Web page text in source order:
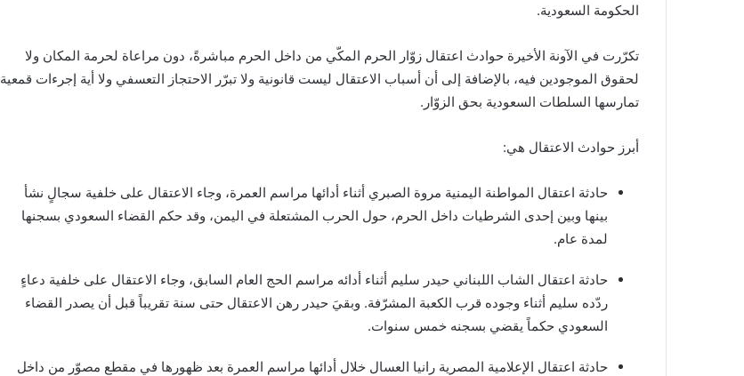
الحكومة السعودية.
تكرّرت في الآونة الأخيرة حوادث اعتقال زوّار الحرم المكّي من داخل الحرم مباشرةً، دون مراعاة لحرمة المكان ولا
لحقوق الموجودين فيه، بالإضافة إلى أن أسباب الاعتقال ليست قانونية ولا تبرّر الاحتجاز التعسفي ولا أية إجرءات قمعية
تمارسها السلطات السعودية بحق الزوّار.
أبرز حوادث الاعتقال هي:
حادثة اعتقال المواطنة اليمنية مروة الصبري أثناء أدائها مراسم العمرة، وجاء الاعتقال على خلفية سجالٍ نشأ
بينها وبين إحدى الشرطيات داخل الحرم، حول الحرب المشتعلة في اليمن، وقد حكم القضاء السعودي بسجنها
لمدة عام.
حادثة اعتقال الشاب اللبناني حيدر سليم أثناء أدائه مراسم الحج العام السابق، وجاء الاعتقال على خلفية دعاءٍ
ردّده سليم أثناء وجوده قرب الكعبة المشرّفة. وبقيَ حيدر رهن الاعتقال حتى سنة تقريباً قبل أن يصدر القضاء
السعودي حكماً يقضي بسجنه خمس سنوات.
حادثة اعتقال الإعلامية المصرية رانيا العسال خلال أدائها مراسم العمرة بعد ظهورها في مقطع مصوّر من داخل